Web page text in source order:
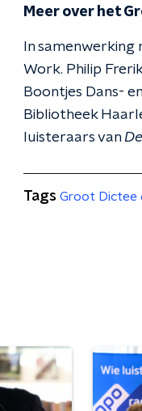
Meer over het
In samenwerking
Work. Philip
Boontjes Dans-
Bibliotheek
luisteraars van
Tags Groot Dictee